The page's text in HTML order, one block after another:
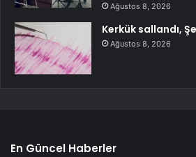
Ağustos 8, 2026
Kerkük sallandı,
Ağustos 8, 2026
En Güncel Haberler